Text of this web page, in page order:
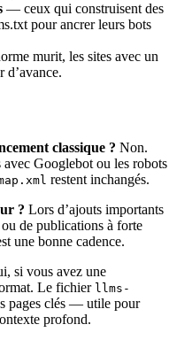
— ceux qui construisent des
pour ancrer leurs bots
murit, les sites avec un
d’avance.
classique ? Non.
avec Googlebot ou les robots
restent inchangés.
? Lors d’ajouts importants
de publications à forte
une bonne cadence.
si vous avez une
Le fichier llms-
pages clés — utile pour
profond.